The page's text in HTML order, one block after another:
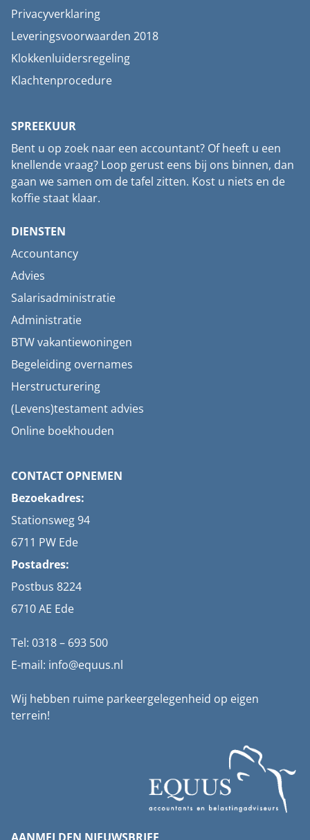
Privacyverklaring
Leveringsvoorwaarden 2018
Klokkenluidersregeling
Klachtenprocedure
SPREEKUUR
Bent u op zoek naar een accountant? Of heeft u een
knellende vraag? Loop gerust eens bij ons binnen, dan
gaan we samen om de tafel zitten. Kost u niets en de
koffie staat klaar.
DIENSTEN
Accountancy
Advies
Salarisadministratie
Administratie
BTW vakantiewoningen
Begeleiding overnames
Herstructurering
(Levens)testament advies
Online boekhouden
CONTACT OPNEMEN
Bezoekadres:
Stationsweg 94
6711 PW Ede
Postadres:
Postbus 8224
6710 AE Ede
Tel: 0318 – 693 500
E-mail: info@equus.nl
Wij hebben ruime parkeergelegenheid op eigen
terrein!